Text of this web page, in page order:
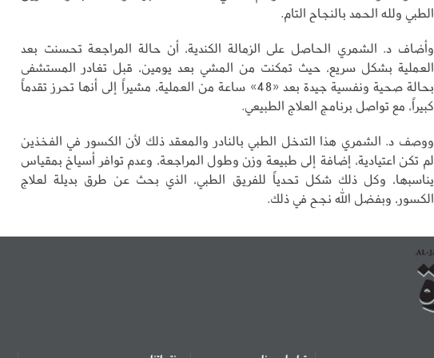
الطبي ولله الحمد بالنجاح التام.
وأضاف د. الشمري الحاصل على الزمالة الكندية، أن حالة المراجعة تحسنت بعد
العملية بشكل سريع، حيث تمكنت من المشي بعد يومين، قبل تغادر المستشفى
بحالة صحية ونفسية جيدة بعد «48» ساعة من العملية، مشيراً إلى أنها تحرز تقدماً
كبيراً، مع تواصل برنامج العلاج الطبيعي.
ووصف د. الشمري هذا التدخل الطبي بالنادر والمعقد ذلك لأن الكسور في الفخذين
لم تكن اعتيادية، إضافة إلى طبيعة وزن وطول المراجعة، وعدم توافر أسياخ بمقياس
يناسبها، وكل ذلك شكل تحدياً للفريق الطبي، الذي بحث عن طرق بديلة لعلاج
الكسور، وبفضل الله نجح في ذلك.